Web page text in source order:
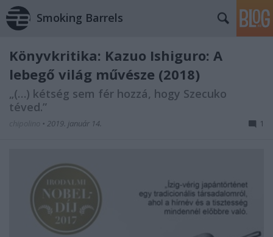
Smoking Barrels
Könyvkritika: Kazuo Ishiguro: A
lebegő világ művésze (2018)
„(…) kétség sem fér hozzá, hogy Szecuko
téved.”
• 2019. január 14. 1